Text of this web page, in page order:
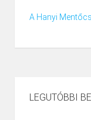
A Hanyi
LEGUTÓBBI